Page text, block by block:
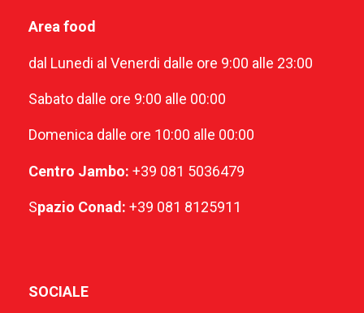
Area food
dal Lunedi al Venerdi dalle ore 9:00 alle 23:00
Sabato dalle ore 9:00 alle 00:00
Domenica dalle ore 10:00 alle 00:00
Centro Jambo: +39 081 5036479
Spazio Conad: +39 081 8125911
SOCIALE